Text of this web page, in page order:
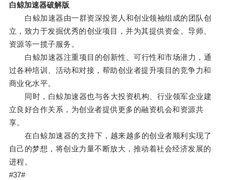
白鲸加速器破解版
白鲸加速器由一群资深投资人和创业领袖组成的团队创
立，致力于发掘优秀的创业项目，并为其提供资金、导师、
资源等一揽子服务。
白鲸加速器注重项目的创新性、可行性和市场潜力，通
过各种培训、活动和对接，帮助创业者提升项目的竞争力和
商业化水平。
同时，白鲸加速器也与各大投资机构、行业领军企业建
立良好合作关系，为创业者提供更多的融资机会和资源共
享。
在白鲸加速器的支持下，越来越多的创业者顺利实现了
自己的梦想，将创业力量不断放大，推动着社会经济发展的
进程。
#37#